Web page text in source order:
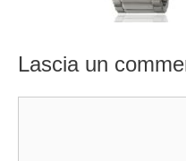
Lascia un